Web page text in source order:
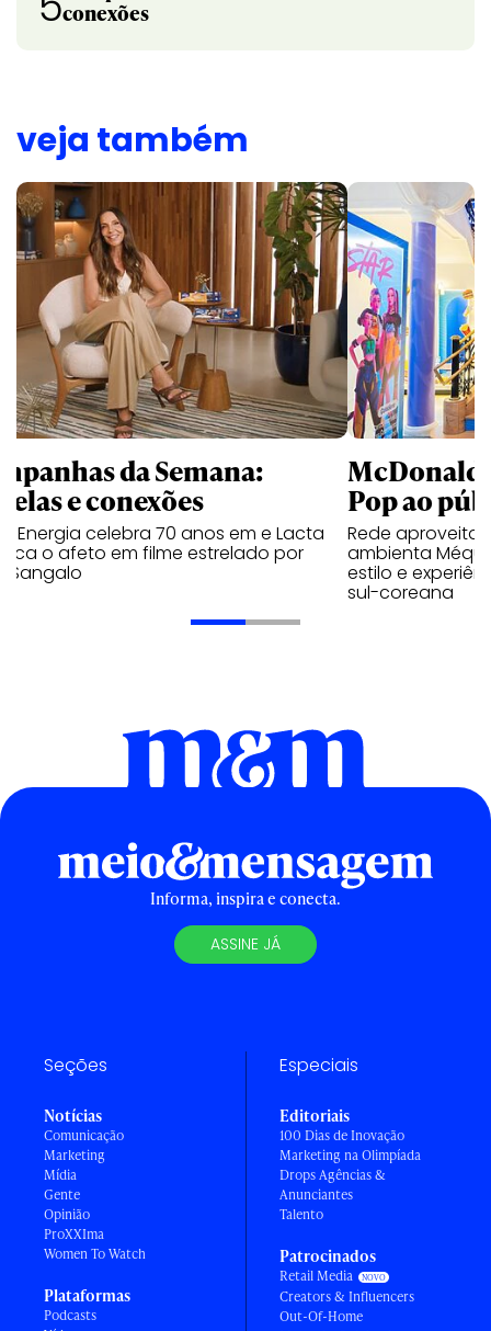
conexões
veja também
da Semana:
e conexões
Energia celebra 70 anos em e Lacta
o afeto em filme estrelado por
Sangalo
Pop ao
Rede aproveita
ambienta Méqui
estilo e
sul-coreana
Informa, inspira e conecta.
ASSINE JÁ
Seções
Notícias
Comunicação
Marketing
Mídia
Gente
Opinião
ProXXIma
Women To Watch
Plataformas
Podcasts
Especiais
Editoriais
100 Dias de Inovação
Marketing na Olimpíada
Drops Agências &
Anunciantes
Talento
Patrocinados
Retail Media
Creators & Influencers
Out-Of-Home